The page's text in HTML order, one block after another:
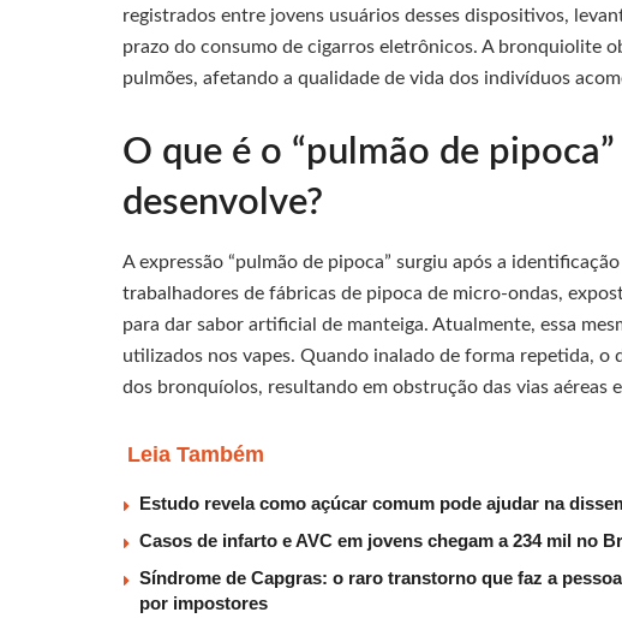
registrados entre jovens usuários desses dispositivos,
prazo do consumo de cigarros eletrônicos. A bronquiolite
pulmões, afetando a qualidade de vida dos indivíduos
O que é o “pulmão de
desenvolve?
A expressão “pulmão de pipoca” surgiu após a
trabalhadores de fábricas de pipoca de micro-ondas,
para dar sabor artificial de manteiga. Atualmente, essa
utilizados nos vapes. Quando inalado de forma repetida,
dos bronquíolos, resultando em obstrução das vias aéreas
Leia Também
Estudo revela como açúcar comum pode ajudar na
Casos de infarto e AVC em jovens chegam a 234 mil no
Síndrome de Capgras: o raro transtorno que faz a
por impostores